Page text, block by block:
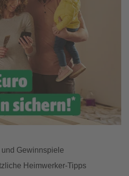
Gewinnspiele
Heimwerker-Tipps